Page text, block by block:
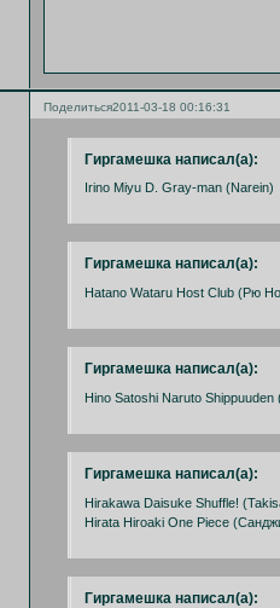
Поделиться2011-03-18 00:16:31
Гиргамешка написал(а):
Irino Miyu D. Gray-man (Narein)
Гиргамешка написал(а):
Hatano Wataru Host Club (Рю
Гиргамешка написал(а):
Hino Satoshi Naruto Shippuuden
Гиргамешка написал(а):
Hirakawa Daisuke Shuffle!
Hirata Hiroaki One Piece
Гиргамешка написал(а):